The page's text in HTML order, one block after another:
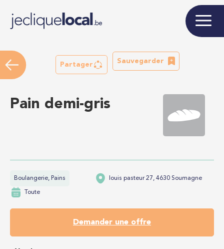
Partager
Sauvegarder
Pain demi-gris
Boulangerie, Pains louis pasteur 27, 4630 Soumagne
Toute
Demander une offre